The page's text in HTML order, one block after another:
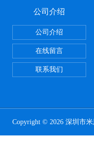
公司介绍
公司介绍
在线留言
联系我们
Copyright © 2026 深圳市